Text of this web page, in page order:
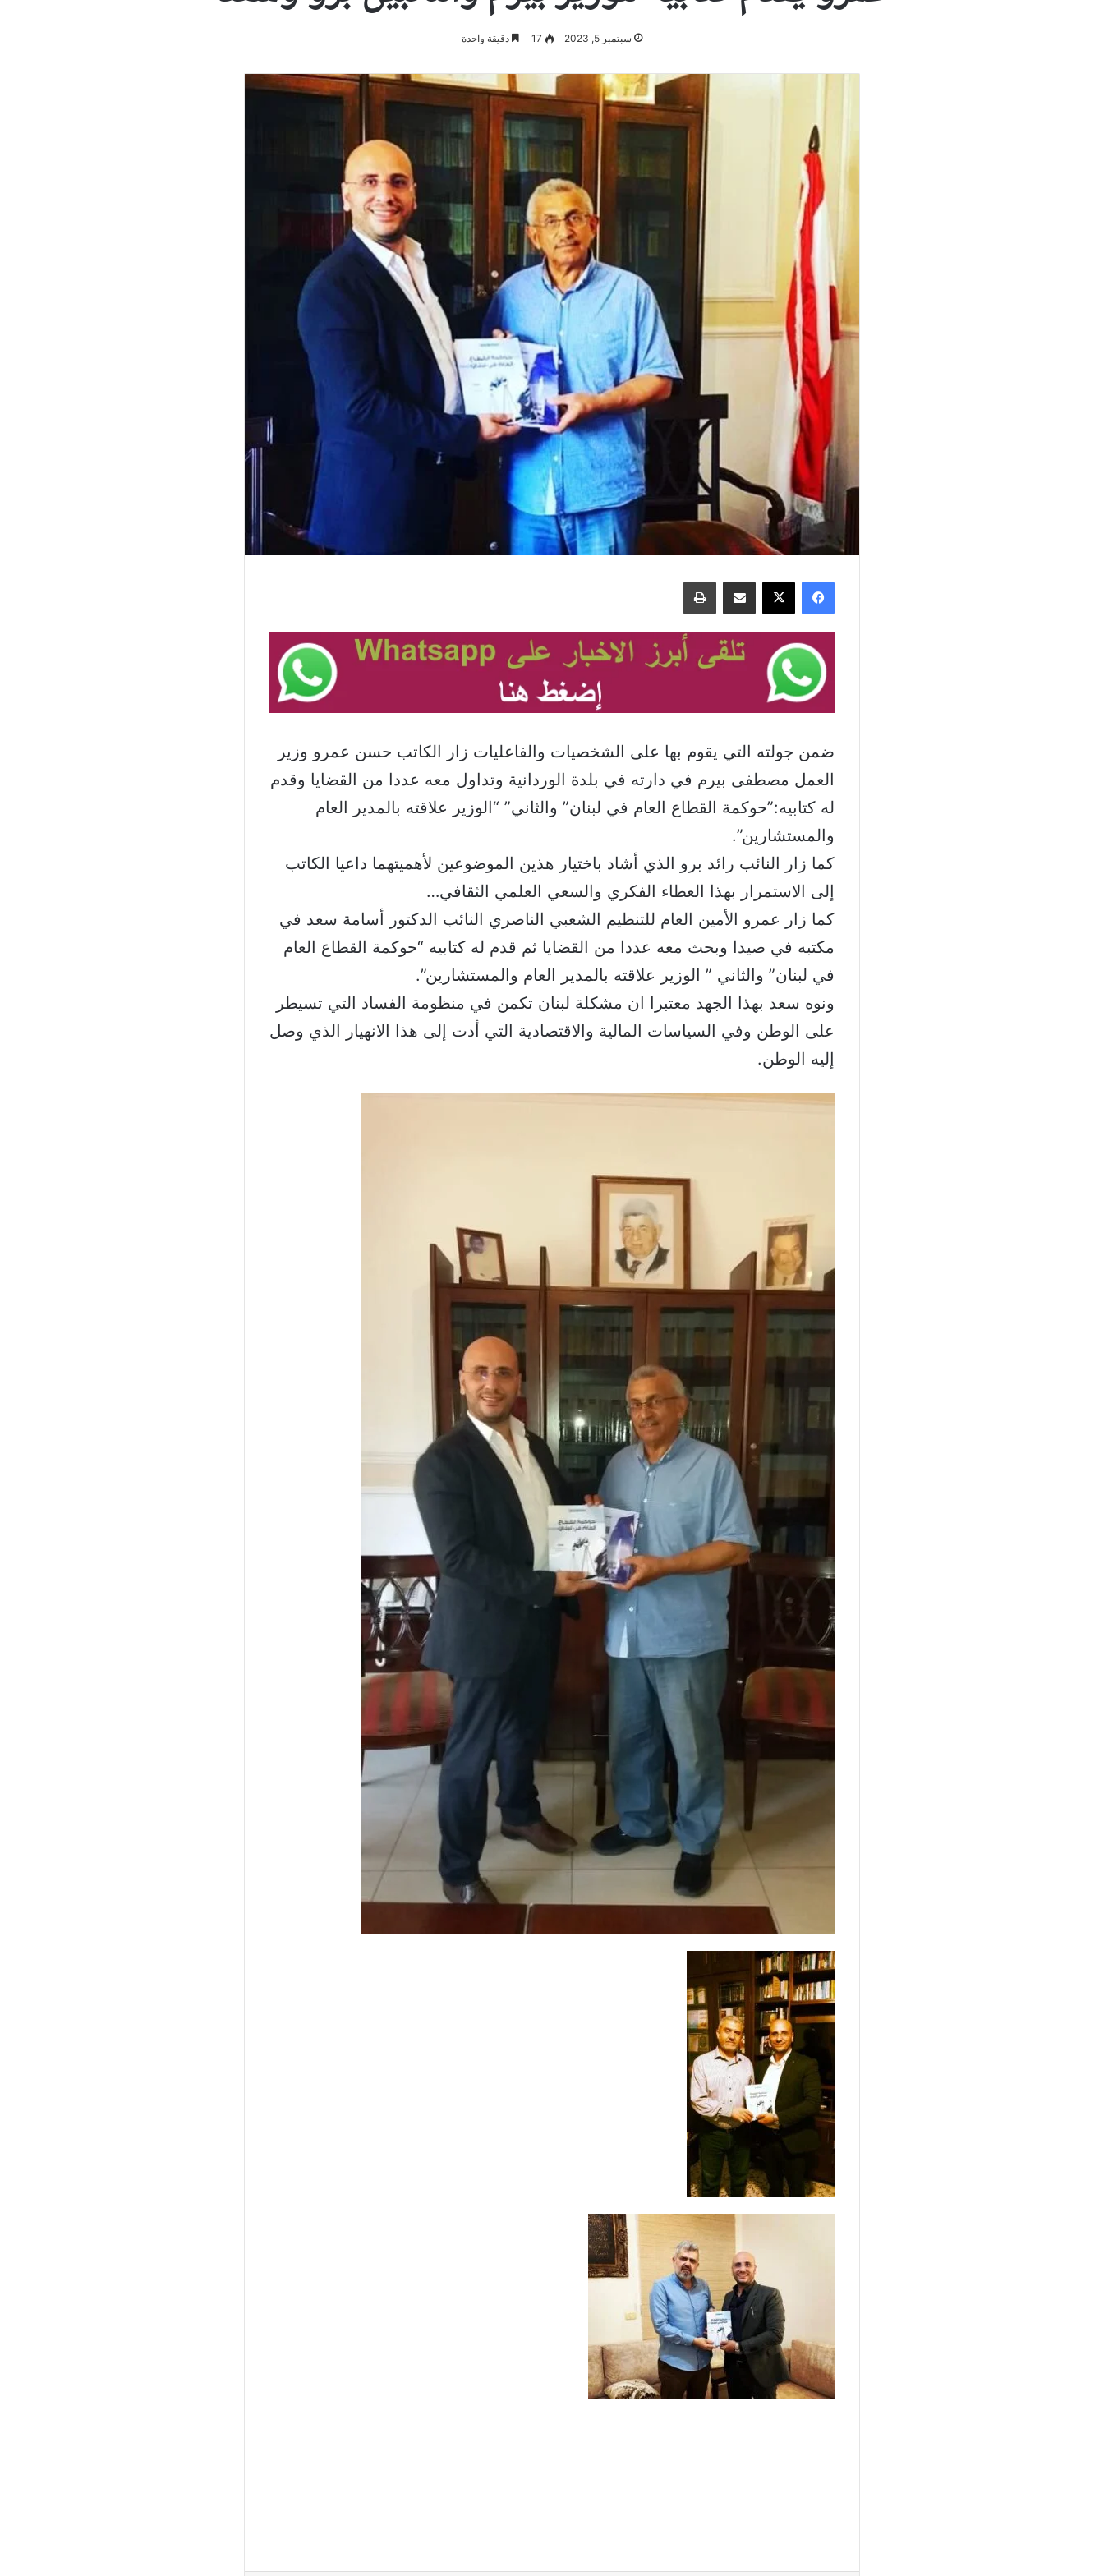
سبتمبر 5, 2023 17 دقيقة واحدة
فيسبوك ‫X مشاركة عبر البريد طباعة
ضمن جولته التي يقوم بها على الشخصيات والفاعليات زار الكاتب حسن عمرو وزير
العمل مصطفى بيرم في دارته في بلدة الوردانية وتداول معه عددا من القضايا وقدم
له كتابيه:”حوكمة القطاع العام في لبنان” والثاني” “الوزير علاقته بالمدير العام
والمستشارين”.
كما زار النائب رائد برو الذي أشاد باختيار هذين الموضوعين لأهميتهما داعيا الكاتب
إلى الاستمرار بهذا العطاء الفكري والسعي العلمي الثقافي…
كما زار عمرو الأمين العام للتنظيم الشعبي الناصري النائب الدكتور أسامة سعد في
مكتبه في صيدا وبحث معه عددا من القضايا ثم قدم له كتابيه “حوكمة القطاع العام
في لبنان” والثاني ” الوزير علاقته بالمدير العام والمستشارين”.
ونوه سعد بهذا الجهد معتبرا ان مشكلة لبنان تكمن في منظومة الفساد التي تسيطر
على الوطن وفي السياسات المالية والاقتصادية التي أدت إلى هذا الانهيار الذي وصل
إليه الوطن.